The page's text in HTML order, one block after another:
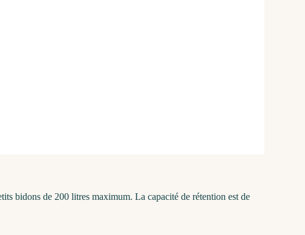
bidons de 200 litres maximum. La capacité de rétention est de